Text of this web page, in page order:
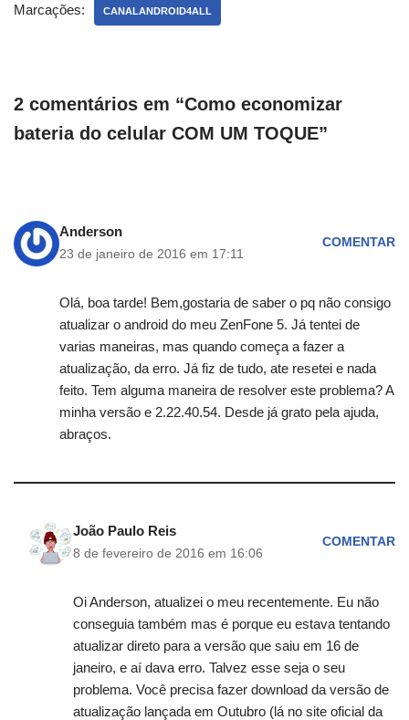
Marcações: CANALANDROID4ALL
2 comentários em “Como economizar
bateria do celular COM UM TOQUE”
Anderson
23 de janeiro de 2016 em 17:11
COMENTAR
Olá, boa tarde! Bem,gostaria de saber o pq não consigo
atualizar o android do meu ZenFone 5. Já tentei de
varias maneiras, mas quando começa a fazer a
atualização, da erro. Já fiz de tudo, ate resetei e nada
feito. Tem alguma maneira de resolver este problema? A
minha versão e 2.22.40.54. Desde já grato pela ajuda,
abraços.
João Paulo Reis
8 de fevereiro de 2016 em 16:06
COMENTAR
Oi Anderson, atualizei o meu recentemente. Eu não
conseguia também mas é porque eu estava tentando
atualizar direto para a versão que saiu em 16 de
janeiro, e aí dava erro. Talvez esse seja o seu
problema. Você precisa fazer download da versão de
atualização lançada em Outubro (lá no site oficial da